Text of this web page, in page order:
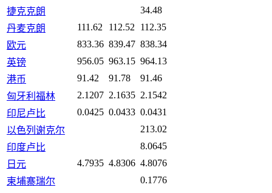
捷克克朗
34.48
丹麦克朗
111.62 112.52
112.35
欧元
833.36 839.47 838.34
英镑
956.05 963.15 964.13
港币
91.42 91.78
91.46
匈牙利福林
2.1207 2.1635 2.1542
印尼卢比
0.0425 0.0433 0.0431
以色列谢克尔
213.02
印度卢比
8.0645
日元
4.7935 4.8306 4.8076
柬埔寨瑞尔
0.1776